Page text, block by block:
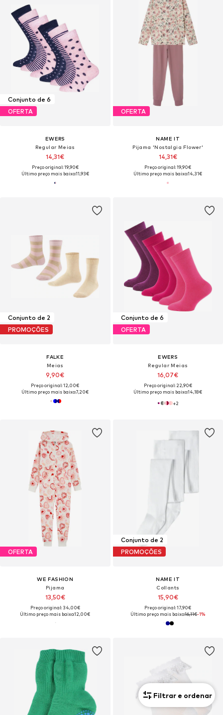
Conjunto de 6
OFERTA
EWERS
Regular Meias
14,31€
Preço original: 19,90€
Último preço mais baixo:11,93€
OFERTA
NAME IT
Pijama 'Nostalgia Flower'
14,31€
Preço original: 19,90€
Último preço mais baixo:14,31€
Conjunto de 2
PROMOÇÕES
FALKE
Meias
9,90€
Preço original: 12,00€
Último preço mais baixo:7,20€
Conjunto de 6
OFERTA
EWERS
Regular Meias
16,07€
Preço original: 22,90€
Último preço mais baixo:14,18€
+2
OFERTA
WE FASHION
Pijama
13,50€
Preço original: 34,00€
Último preço mais baixo:12,00€
Conjunto de 2
PROMOÇÕES
NAME IT
Collants
15,90€
Preço original: 17,90€
Último preço mais baixo:16,11€-1%
Filtrar e ordenar